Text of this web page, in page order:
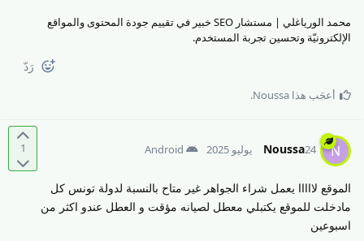
محمد الورياغلي | مستشار SEO خبير في تقييم جودة المحتوى والمواقع
الإلكترونيّة وتحسين تجربة المستخدم.
رَدّ
أعجَب هذا Noussa
.
1 N
Noussa24 يوليو 2025 Android
الموقع لااااا يعمل شراء الجواهر غير متاح بالنسبة لدولة تونس كل
مادخلت للموقع يكتبلي معطل لصيانه مؤقت و العطل عندو اكثر من
اسبوعين